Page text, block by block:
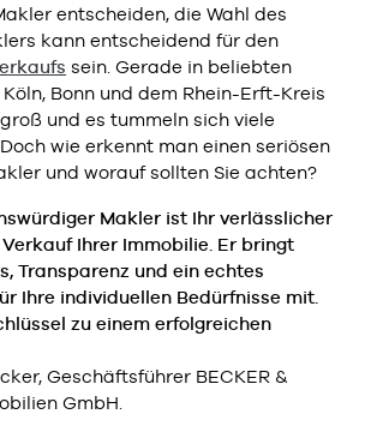
entscheiden, die Wahl des
kann entscheidend für den
sein. Gerade in beliebten
Bonn und dem Rhein-Erft-Kreis
und es tummeln sich viele
wie erkennt man einen seriösen
und worauf sollten Sie achten?
Makler ist Ihr verlässlicher
Ihrer Immobilie. Er bringt
Transparenz und ein echtes
Ihre individuellen Bedürfnisse mit.
zu einem erfolgreichen
Geschäftsführer BECKER &
GmbH.